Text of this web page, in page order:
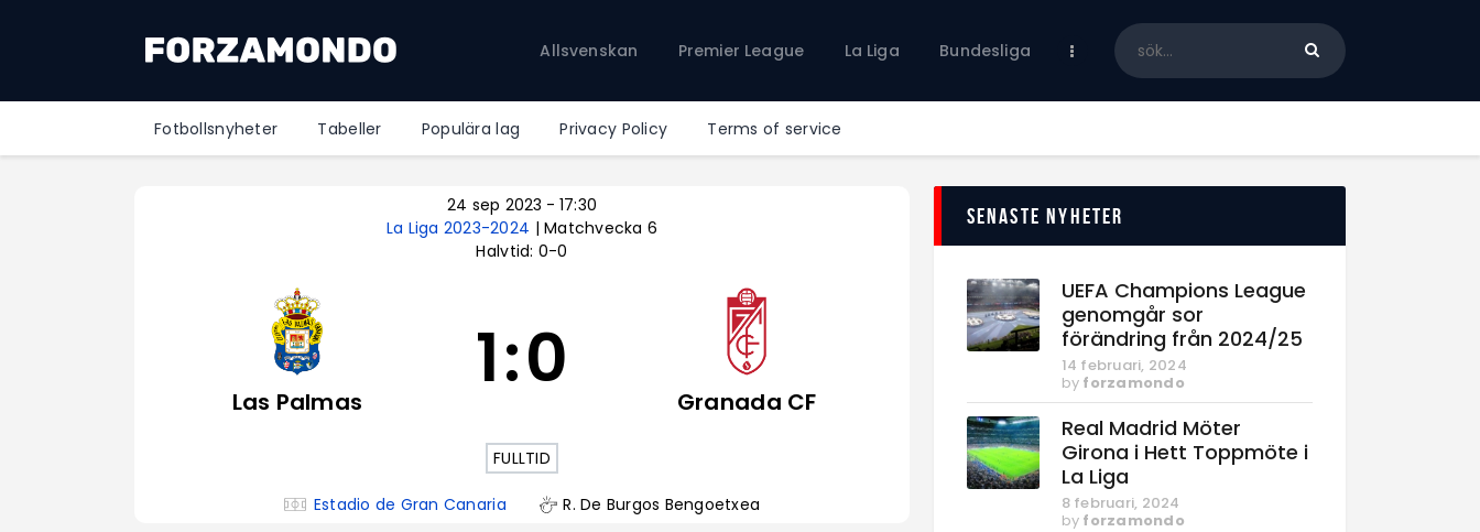
Allsvenskan Premier League La Liga Bundesliga
Fotbollsnyheter Tabeller Populära lag Privacy Policy Terms of service
Premier League
La Liga
Bundesliga
Ligue 1
24 sep 2023 - 17:30
La Liga 2023-2024 | Matchvecka 6
Halvtid: 0-0
Las Palmas 1:0 Granada CF
FULLTID
Estadio de Gran Canaria R. De Burgos Bengoetxea
Senaste nyheter
UEFA Champions League
genomgår sor
förändring från 2024/25
14 februari, 2024
by forzamondo
Real Madrid Möter
Girona i Hett Toppmöte i
La Liga
8 februari, 2024
by forzamondo